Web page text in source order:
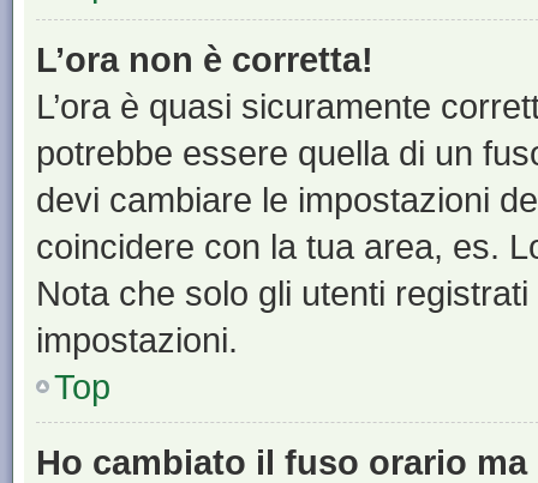
L’ora non è corretta!
L’ora è quasi sicuramente
potrebbe essere quella di un
devi cambiare le impostazioni
coincidere con la tua area, es.
Nota che solo gli utenti
impostazioni.
Top
Ho cambiato il fuso orario ma